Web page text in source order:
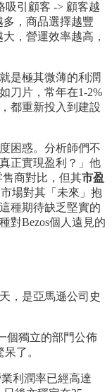
吸引顧客 -> 顧客越
，商品選擇越豐
，營運效率越高，
是極其微薄的利潤
刀片，常年在1-2%
都重新投入到建設
困惑。分析師們不
正實現盈利？」他
售商對比，但其市盈
場對其「未來」抱
種期待缺乏堅實的
對Bezos個人遠見的
，是亞馬遜公司史
個獨立的部門公佈
了。
利潤率已經高達